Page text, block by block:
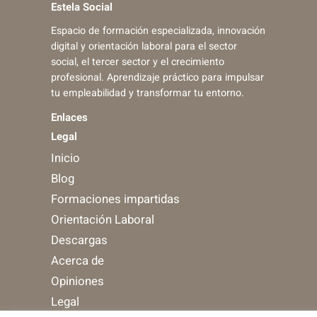
Estela Social
Espacio de formación especializada, innovación
digital y orientación laboral para el sector
social, el tercer sector y el crecimiento
profesional. Aprendizaje práctico para impulsar
tu empleabilidad y transformar tu entorno.
Enlaces
Legal
Inicio
Blog
Formaciones impartidas
Orientación Laboral
Descargas
Acerca de
Opiniones
Legal